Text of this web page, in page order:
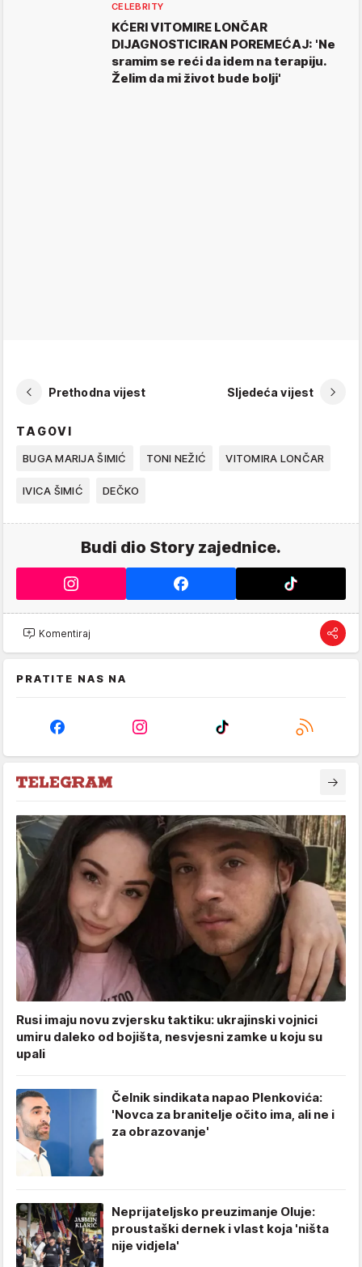
CELEBRITY
KĆERI VITOMIRE LONČAR
DIJAGNOSTICIRAN POREMEĆAJ: 'Ne
sramim se reći da idem na terapiju.
Želim da mi život bude bolji'
Prethodna vijest Sljedeća vijest
TAGOVI
BUGA MARIJA ŠIMIĆ TONI NEŽIĆ VITOMIRA LONČAR
IVICA ŠIMIĆ DEČKO
Budi dio Story zajednice.
Komentiraj
PRATITE NAS NA
Rusi imaju novu zvjersku taktiku: ukrajinski vojnici
umiru daleko od bojišta, nesvjesni zamke u koju su
upali
Čelnik sindikata napao Plenkovića:
'Novca za branitelje očito ima, ali ne i
za obrazovanje'
Neprijateljsko preuzimanje Oluje:
proustaški dernek i vlast koja 'ništa
nije vidjela'